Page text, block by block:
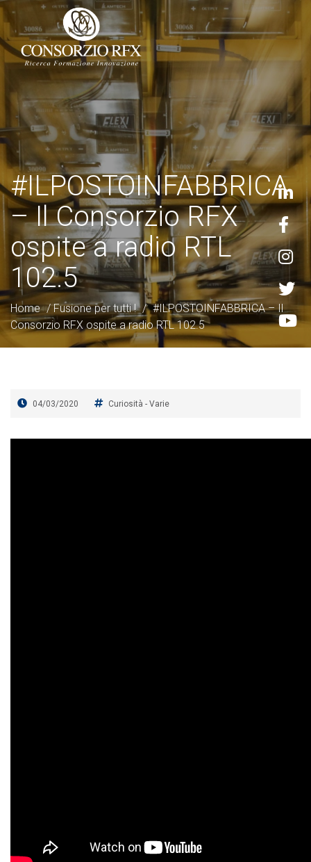
#ILPOSTOINFABBRICA
– Il Consorzio RFX
ospite a radio RTL
102.5
Home /Fusione per tutti ! / #ILPOSTOINFABBRICA – Il
Consorzio RFX ospite a radio RTL 102.5
04/03/2020 Curiosità - Varie